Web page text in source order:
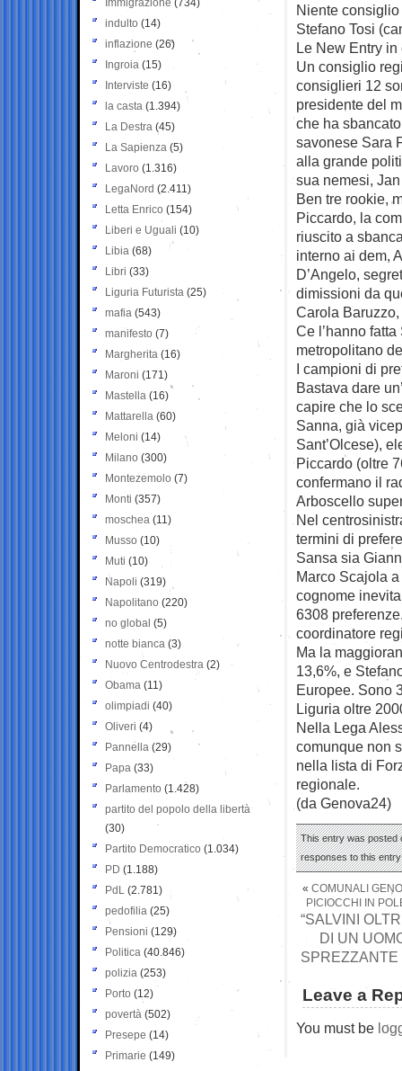
Niente
Stefano Tosi
Le New Entry
Un consiglio
consiglieri 12
presidente del
che ha
savonese Sara
alla grande
sua nemesi,
Ben tre rookie,
Piccardo, la
riuscito a
interno ai dem,
D’Angelo,
dimissioni da
Carola
Ce l’hanno
metropolitano
I campioni di
Bastava dare
capire che lo
Sanna, già
Sant’Olcese),
Piccardo (oltre
confermano il
Arboscello
Nel
termini di
Sansa sia
Marco Scajola
cognome
6308
coordinatore
Ma la
13,6%, e
Europee. Sono
Liguria oltre
Nella Lega
comunque non
nella lista di
regionale.
(da Genova24)
This entry was posted
responses to this
« COMUNALI
PICIOCCHI IN
“SALVINI
DI UN
SPREZZANTE
Leave a
You must be
Immigrazione (734)
indulto (14)
inflazione (26)
Ingroia (15)
Interviste (16)
la casta (1.394)
La Destra (45)
La Sapienza (5)
Lavoro (1.316)
LegaNord (2.411)
Letta Enrico (154)
Liberi e Uguali (10)
Libia (68)
Libri (33)
Liguria Futurista (25)
mafia (543)
manifesto (7)
Margherita (16)
Maroni (171)
Mastella (16)
Mattarella (60)
Meloni (14)
Milano (300)
Montezemolo (7)
Monti (357)
moschea (11)
Musso (10)
Muti (10)
Napoli (319)
Napolitano (220)
no global (5)
notte bianca (3)
Nuovo Centrodestra (2)
Obama (11)
olimpiadi (40)
Oliveri (4)
Pannella (29)
Papa (33)
Parlamento (1.428)
partito del popolo della libertà
(30)
Partito Democratico (1.034)
PD (1.188)
PdL (2.781)
pedofilia (25)
Pensioni (129)
Politica (40.846)
polizia (253)
Porto (12)
povertà (502)
Presepe (14)
Primarie (149)